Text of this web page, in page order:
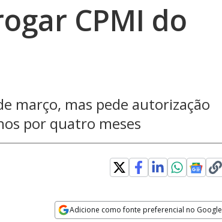
CPMI do
março, mas pede autorização
por quatro meses
Adicione como fonte preferencial no Google